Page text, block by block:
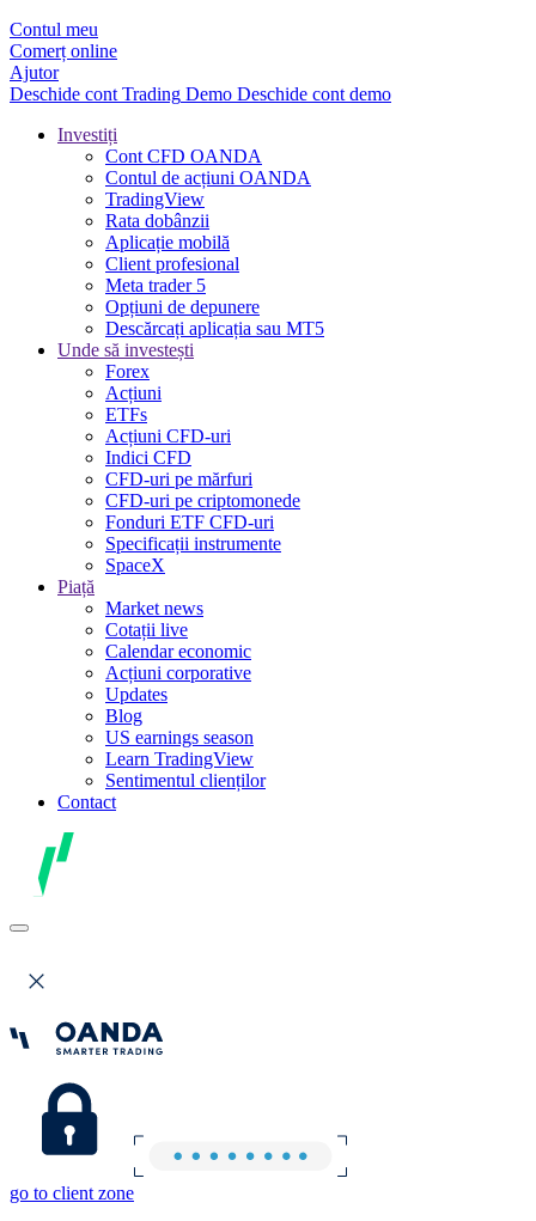
Contul meu
Comerț online
Ajutor
Deschide cont Trading Demo Deschide cont demo
Investiți
Cont CFD OANDA
Contul de acțiuni OANDA
TradingView
Rata dobânzii
Aplicație mobilă
Client profesional
Meta trader 5
Opțiuni de depunere
Descărcați aplicația sau MT5
Unde să investești
Forex
Acțiuni
ETFs
Acțiuni CFD-uri
Indici CFD
CFD-uri pe mărfuri
CFD-uri pe criptomonede
Fonduri ETF CFD-uri
Specificații instrumente
SpaceX
Piață
Market news
Cotații live
Calendar economic
Acțiuni corporative
Updates
Blog
US earnings season
Learn TradingView
Sentimentul clienților
Contact
go to client zone